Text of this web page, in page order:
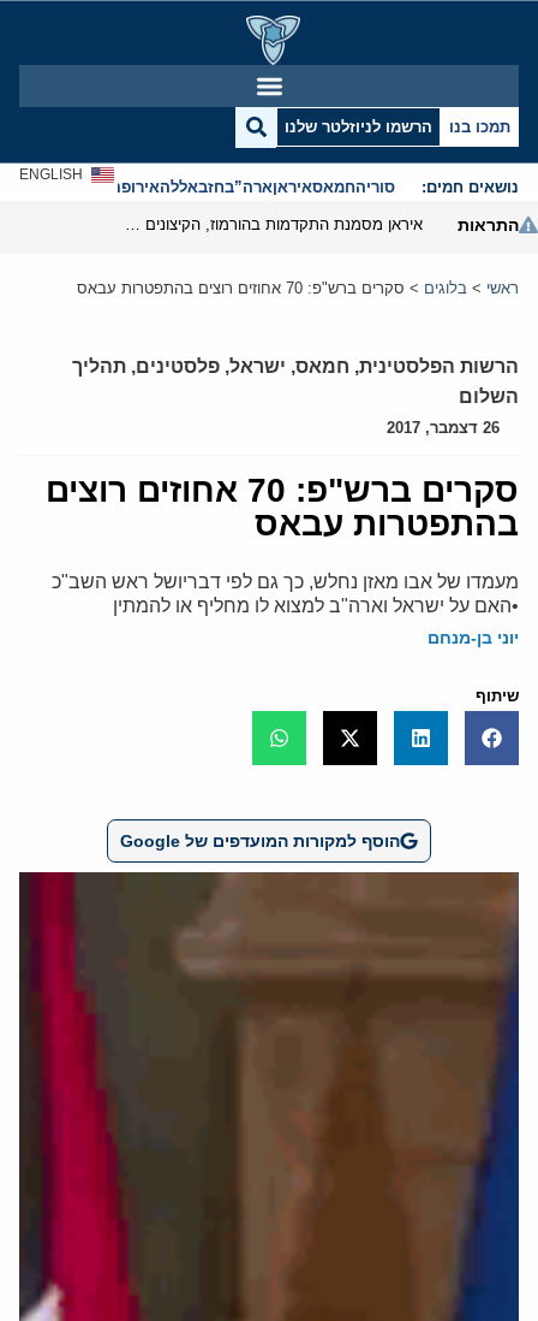
תמכו בנו הרשמו לניוזלטר שלנו
נושאים חמים: סוריהחמאסאיראןארה”בחזבאללהאירופהאנטישמיות
ENGLISH
התראות
ראשי > בלוגים > סקרים ברש"פ: 70 אחוזים רוצים בהתפטרות עבאס
הרשות הפלסטינית, חמאס, ישראל, פלסטינים, תהליך
השלום
26 דצמבר, 2017
סקרים ברש"פ: 70 אחוזים רוצים
בהתפטרות עבאס
מעמדו של אבו מאזן נחלש, כך גם לפי דבריושל ראש השב"כ
•האם על ישראל וארה"ב למצוא לו מחליף או להמתין
יוני בן-מנחם
שיתוף
הוסף למקורות המועדפים של Google